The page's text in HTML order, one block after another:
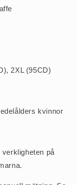
2XL (95CD)
kvinnor
på